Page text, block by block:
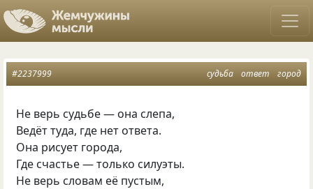
судьба ответ город
#2237999
Не верь судьбе — она слепа,
Ведёт туда, где нет ответа.
Она рисует города,
Где счастье — только силуэты.
Не верь словам её пустым,